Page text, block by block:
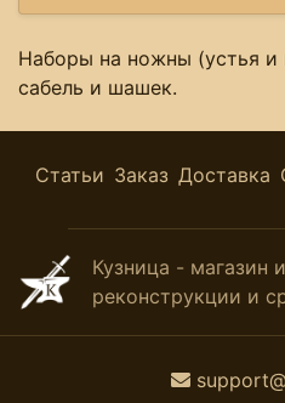
Наборы на ножны (устья и
сабель и шашек.
Статьи Заказ Доставка
Кузница - магазин
реконструкции и